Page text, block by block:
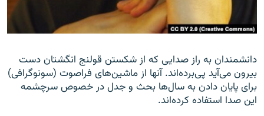
زبان‌های دیگر
دانشمندان به راز صدایی که از شکستن قولنج انگشتان دست
بیرون می‌آید پی‌برده‌اند. آنها از ماشین‌های فراصوت (سونوگرافی)
برای پایان دادن به سال‌ها بحث و جدل در خصوص سرچشمه
این صدا استفاده کرده‌اند.